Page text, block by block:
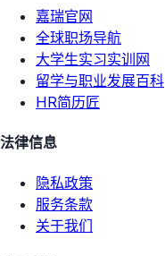
嘉瑞官网
全球职场导航
大学生实习实训网
留学与职业发展百科
HR简历匠
法律信息
隐私政策
服务条款
关于我们